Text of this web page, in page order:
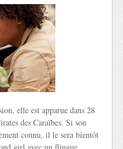
elle est apparue dans 28
des Caraïbes. Si son
connu, il le sera bientôt